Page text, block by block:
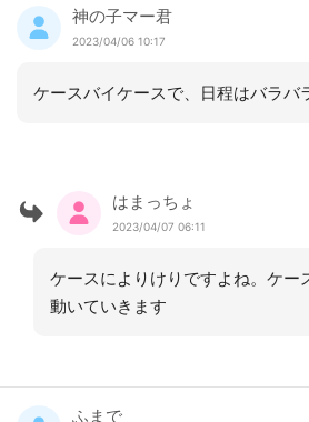
神の子マー君
2023/04/06 10:17
ケースバイケースで、日程はバラバ
はまっちょ
2023/04/07 06:11
ケースによりけりですよね。ケー
動いていきます
ふまで